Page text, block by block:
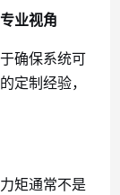
业视角
确保系统可
定制经验，
矩通常不是